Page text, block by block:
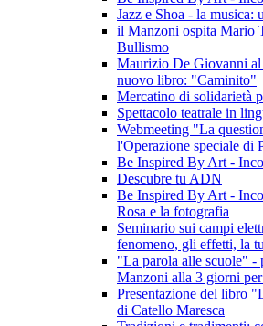
Jazz e Shoa - la musica:
il Manzoni ospita Mario
Bullismo
Maurizio De Giovanni
nuovo libro: "Caminito"
Mercatino di solidarietà
Spettacolo teatrale in
Webmeeting "La
l'Operazione speciale di
Be Inspired By Art -
Descubre tu ADN
Be Inspired By Art -
Rosa e la fotografia
Seminario sui campi
fenomeno, gli effetti, la
"La parola alle scuole" -
Manzoni alla 3 giorni
Presentazione del libro
di Catello Maresca